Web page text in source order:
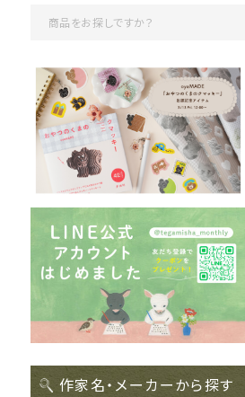
作家名・メーカーから探す